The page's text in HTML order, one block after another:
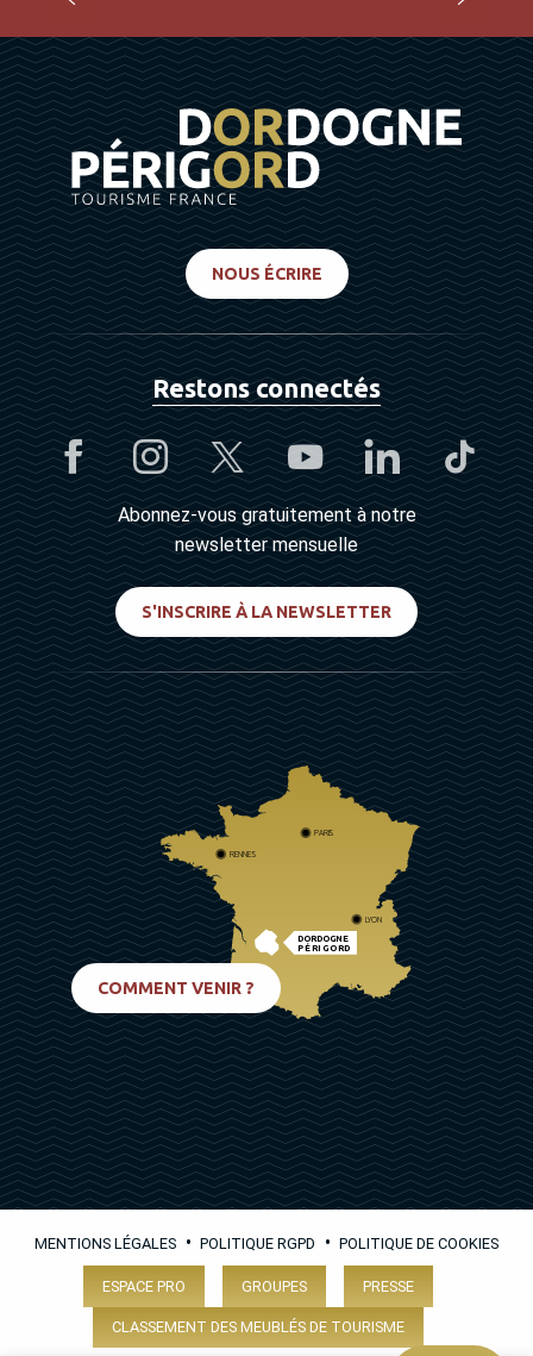
NOUS ÉCRIRE
Restons connectés
Abonnez-vous gratuitement à notre
newsletter mensuelle
S'INSCRIRE À LA NEWSLETTER
DORDOGNE
PÉRIGORD
PARIS
RENNES
LYON
COMMENT VENIR ?
MENTIONS LÉGALES • POLITIQUE RGPD • POLITIQUE DE COOKIES
ESPACE PRO GROUPES PRESSE
CLASSEMENT DES MEUBLÉS DE TOURISME